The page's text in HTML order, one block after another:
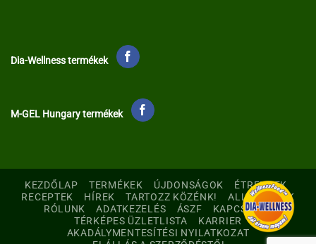
Dia-Wellness termékek
M-GEL Hungary termékek
KEZDŐLAP TERMÉKEK ÚJDONSÁGOK
ÉTRENDEK
RECEPTEK
HÍREK TARTOZZ KÖZÉNK!
ALLERGÉNEK
RÓLUNK
ADATKEZELÉS ÁSZF
KAPCSOLAT
TÉRKÉPES ÜZLETLISTA
KARRIER
AKADÁLYMENTESÍTÉSI NYILATKOZAT